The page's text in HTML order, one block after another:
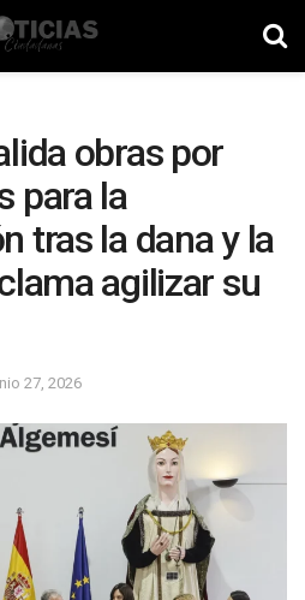
obras por
para la
tras la dana y la
agilizar su
27, 2026